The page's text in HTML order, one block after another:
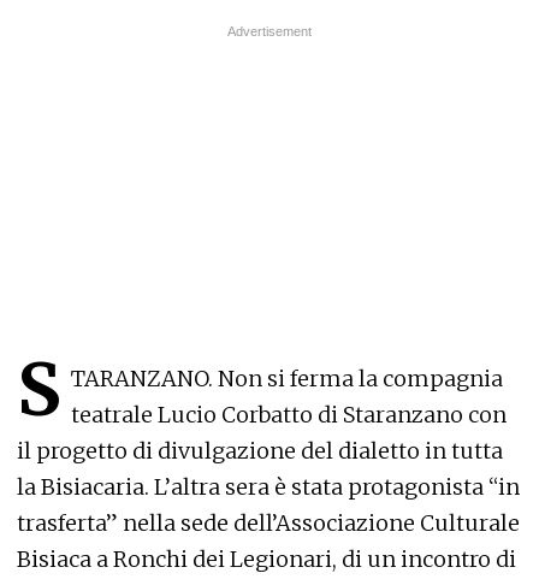
S TARANZANO. Non si ferma la compagnia
teatrale Lucio Corbatto di Staranzano con
il progetto di divulgazione del dialetto in tutta
la Bisiacaria. L’altra sera è stata protagonista “in
trasferta” nella sede dell’Associazione Culturale
Bisiaca a Ronchi dei Legionari, di un incontro di